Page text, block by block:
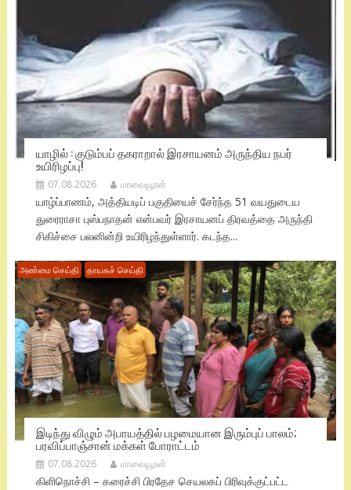
யாழில் : குடும்பப் தகராறால் இரசாயனம் அருந்திய நபர்
உயிரிழப்பு!
07.08.2026 மாவையூரன்
யாழ்ப்பாணம், அத்தியடிப் பகுதியைச் சேர்ந்த 51 வயதுடைய
துரைராசா புஸ்பநாதன் என்பவர் இரசாயனப் திரவத்தை அருந்தி
சிகிச்சை பலனின்றி உயிரிழந்துள்ளார். கடந்த...
அண்மை செய்தி தாயகச் செய்தி
இடிந்து விழும் அபாயத்தில் பழமையான இரும்புப் பாலம்;
பரவிப்பாஞ்சான் மக்கள் போராட்டம்
07.08.2026 மாவையூரன்
கிளிநொச்சி – கரைச்சி பிரதேச செயலகப் பிரிவுக்குட்பட்ட